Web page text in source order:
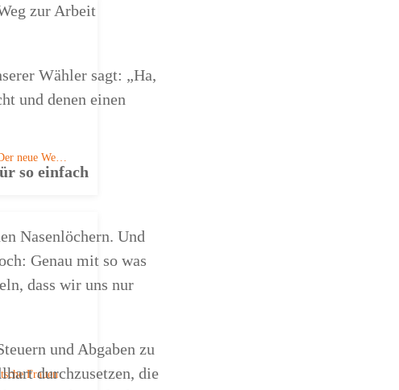
neue We…
Frauen
zur Arbeit
Wähler sagt: „Ha,
und denen einen
so einfach
Nasenlöchern. Und
Genau mit so was
dass wir uns nur
und Abgaben zu
durchzusetzen, die